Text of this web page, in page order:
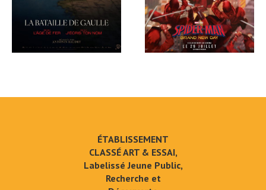
ÉTABLISSEMENT
CLASSÉ ART & ESSAI,
Labelissé Jeune Public,
Recherche et